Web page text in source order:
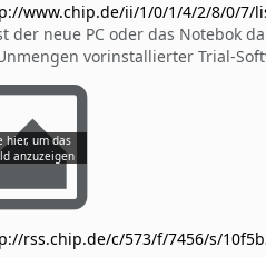
www.chip.de/ii/1/0/1/4/2/8/0/7/
der neue PC oder das Notebok
vorinstallierter Trial-
rss.chip.de/c/573/f/7456/s/